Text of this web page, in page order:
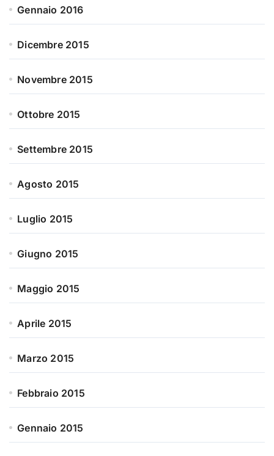
Gennaio 2016
Dicembre 2015
Novembre 2015
Ottobre 2015
Settembre 2015
Agosto 2015
Luglio 2015
Giugno 2015
Maggio 2015
Aprile 2015
Marzo 2015
Febbraio 2015
Gennaio 2015